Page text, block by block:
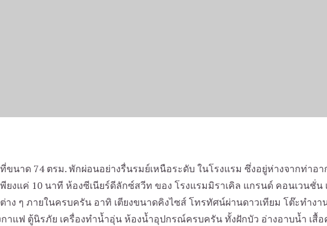
ขนาด 74 ตรม. พักผ่อนอย่างรื่นรมย์เหนือระดับ ในโรงแรม ซึ่งอยู่ห่างจากท่าอ
ยงแค่ 10 นาที ห้องซีเนียร์ดีลักซ์สวีท ของ โรงแรมมิราเคิล แกรนด์ คอนเวนชั่น
ง ๆ ภายในครบครัน อาทิ เตียงขนาดคิงไซส์ โทรทัศน์ผ่านดาวเทียม โต๊ะทำงา
กาแฟ ตู้นิรภัย เครื่องทำน้ำอุ่น ห้องน้ำอุปกรณ์ครบครัน ทั้งฝักบัว อ่างอาบน้ำ เสื้